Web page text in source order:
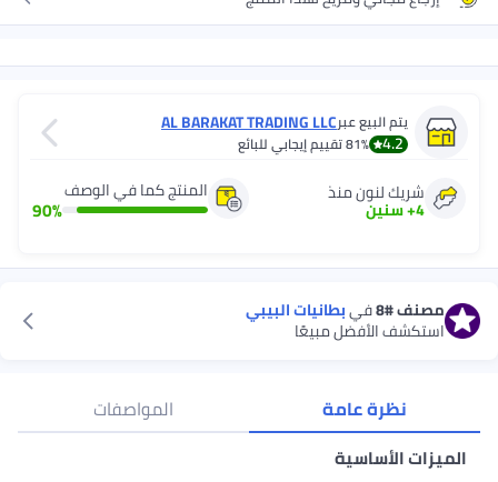
يتم البيع عبرAL BARAKAT TRADING LLC
4.2
81%تقييم إيجابي للبائع
المنتج كما في الوصف
90%
شريك لنون منذ
4
+سنين
مصنف#8 فيبطانيات البيبي
استكشف الأفضل مبيعًا
نظرة عامة المواصفات
الميزات الأساسية